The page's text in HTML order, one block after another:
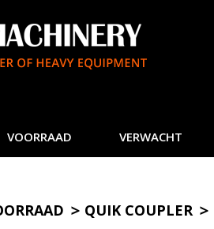
VOORRAAD VERWACHT
QUIK COUPLER